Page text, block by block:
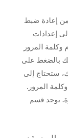
من إعادة ضبط
إعدادات
المرور
بالضغط على
ستحتاج إلى
المرور.
يوجد قسم